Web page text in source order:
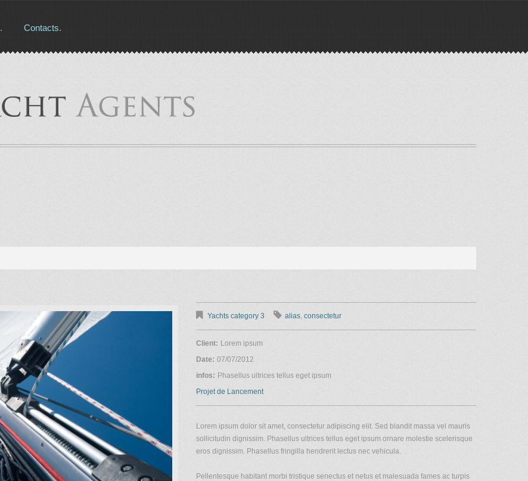
Contacts
Yachts category 3 alias, consectetur
Client: Lorem ipsum
Date: 07/07/2012
infos: Phasellus ultrices tellus eget ipsum
Projet de Lancement
Lorem ipsum dolor sit amet, consectetur adipiscing elit. Sed blandit massa vel mauris
sollicitudin dignissim. Phasellus ultrices tellus eget ipsum ornare molestie scelerisque
eros dignissim. Phasellus fringilla hendrerit lectus nec vehicula.
Pellentesque habitant morbi tristique senectus et netus et malesuada fames ac turpis